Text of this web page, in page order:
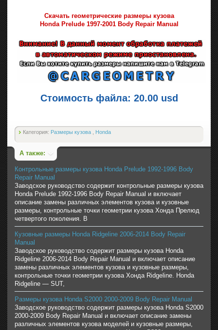
Скачать геометрические размеры кузова
Honda Prelude 1997-2001 Body Repair Manual
Стоимость файла: 20.00 usd
Категория: Размеры кузова Honda
А также:
Контрольные размеры кузова Honda Prelude 1992-1996 Body
Repair Manual
Заводское руководство содержит контрольные размеры кузова
Honda Prelude 1992-1996 Body Repair Manual и включает
описание замены различных элементов кузова и кузовные
размеры, контрольные точки геометрии кузова Хонда Прелюд
четвертого поколения. В
Кузовные размеры Honda Ridgeline 2006-2014 Body Repair
Manual
Заводское руководство содержит размеры кузова Honda
Ridgeline 2006-2014 Body Repair Manual и включает описание
замены различных элементов кузова и кузовные размеры,
контрольные точки геометрии кузова Хонда Ridgeline. Honda
Ridgeline — SUT,
Размеры кузова Honda S2000 2000-2009 Body Repair Manual
Заводское руководство содержит размеры кузова Honda S2000
2000-2009 Body Repair Manual и включает описание замены
различных элементов кузова моделей и кузовные размеры,